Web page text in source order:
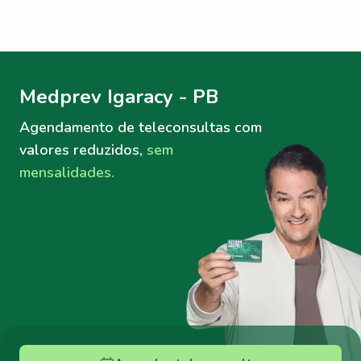
Medprev Igaracy - PB
Agendamento de teleconsultas com
valores reduzidos, sem
mensalidades.